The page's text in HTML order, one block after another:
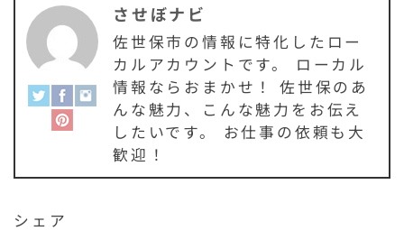
させぼナビ
佐世保市の情報に特化したロー
カルアカウントです。 ローカル
情報ならおまかせ！ 佐世保のあ
んな魅力、こんな魅力をお伝え
したいです。 お仕事の依頼も大
歓迎！
シェア